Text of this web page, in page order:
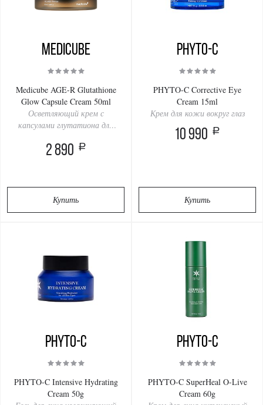
Medicube
Medicube AGE-R Glutathione
Glow Capsule Cream 50ml
Осветляющий крем с
капсулами глутатиона для
2 890 a
Купить
PHYTO-C
PHYTO-C Corrective Eye
Cream 15ml
Крем для кожи вокруг глаз
10 990 a
Купить
PHYTO-C
PHYTO-C Intensive Hydrating
Cream 50g
PHYTO-C
PHYTO-C SuperHeal O-Live
Cream 60g